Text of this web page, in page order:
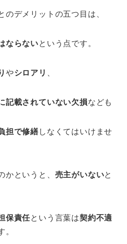
のデメリットの五つ目は、
ならないという点です。
やシロアリ
記載されていない欠損なども
担で修繕しなくてはいけませ
かというと、 売主がいないと
保責任という言葉は契約不適
。